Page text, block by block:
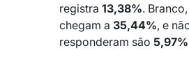
registra 13,38%.
chegam a 35,44%, e
responderam são 5,97%